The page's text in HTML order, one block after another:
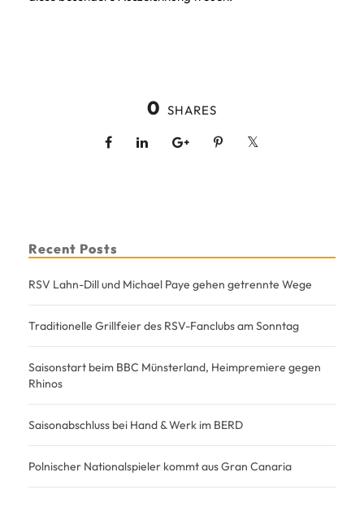
0 SHARES
Recent Posts
RSV Lahn-Dill und Michael Paye gehen getrennte Wege
Traditionelle Grillfeier des RSV-Fanclubs am Sonntag
Saisonstart beim BBC Münsterland, Heimpremiere gegen
Rhinos
Saisonabschluss bei Hand & Werk im BERD
Polnischer Nationalspieler kommt aus Gran Canaria